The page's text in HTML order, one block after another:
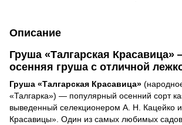
Описание
Груша «Талгарская
осенняя груша с отличной
Груша «Талгарская Красавица»
«Талгарка») — популярный осенний сорт
выведенный селекционером А. Н. Кацейко
Красавицы». Один из самых любимых